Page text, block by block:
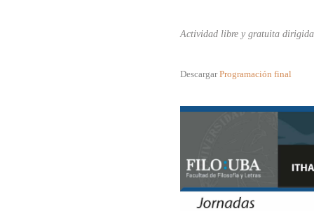
Actividad libre y gratuita dirigida
Descargar Programación final